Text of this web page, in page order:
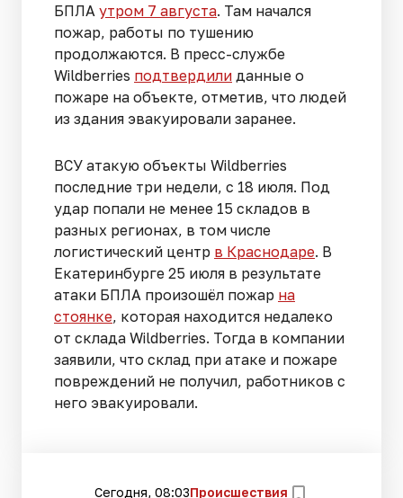
БПЛА утром 7 августа. Там начался
пожар, работы по тушению
продолжаются. В пресс-службе
Wildberries подтвердили данные о
пожаре на объекте, отметив, что людей
из здания эвакуировали заранее.
ВСУ атакую объекты Wildberries
последние три недели, с 18 июля. Под
удар попали не менее 15 складов в
разных регионах, в том числе
логистический центр в Краснодаре. В
Екатеринбурге 25 июля в результате
атаки БПЛА произошёл пожар на
стоянке, которая находится недалеко
от склада Wildberries. Тогда в компании
заявили, что склад при атаке и пожаре
повреждений не получил, работников с
него эвакуировали.
Сегодня, 08:03Происшествия